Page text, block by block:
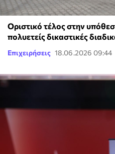
Οριστικό τέλος στην
πολυετείς δικαστικές
Επιχειρήσεις 18.06.2026 09:44